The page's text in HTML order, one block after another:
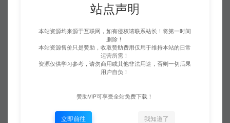
站点声明
本站资源均来源于互联网，如有侵权请联系站长！将第一时间
删除！
本站资源售价只是赞助，收取赞助费用仅用于维持本站的日常
运营所需！
资源仅供学习参考，请勿商用或其他非法用途，否则一切后果
用户自负！
赞助VIP可享受全站免费下载！
立即前往 我知道了